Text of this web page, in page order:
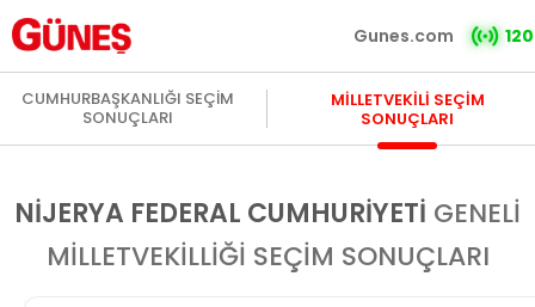
Gunes.com 120
CUMHURBAŞKANLIĞI SEÇİM
SONUÇLARI
MİLLETVEKİLİ SEÇİM
SONUÇLARI
NİJERYA FEDERAL CUMHURİYETİ GENELİ
MİLLETVEKİLLİĞİ SEÇİM SONUÇLARI